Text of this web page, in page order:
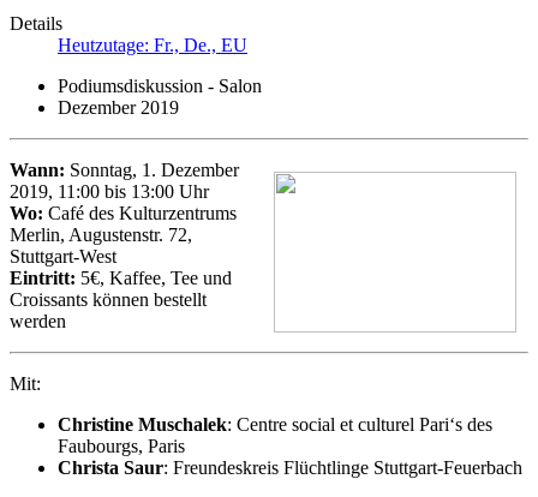
Details
Heutzutage: Fr., De., EU
Podiumsdiskussion - Salon
Dezember 2019
Wann: Sonntag, 1. Dezember
2019, 11:00 bis 13:00 Uhr
Wo: Café des Kulturzentrums
Merlin, Augustenstr. 72,
Stuttgart-West
Eintritt: 5€, Kaffee, Tee und
Croissants können bestellt
werden
Mit:
Christine Muschalek: Centre social et culturel Pari‘s des
Faubourgs, Paris
Christa Saur: Freundeskreis Flüchtlinge Stuttgart-Feuerbach